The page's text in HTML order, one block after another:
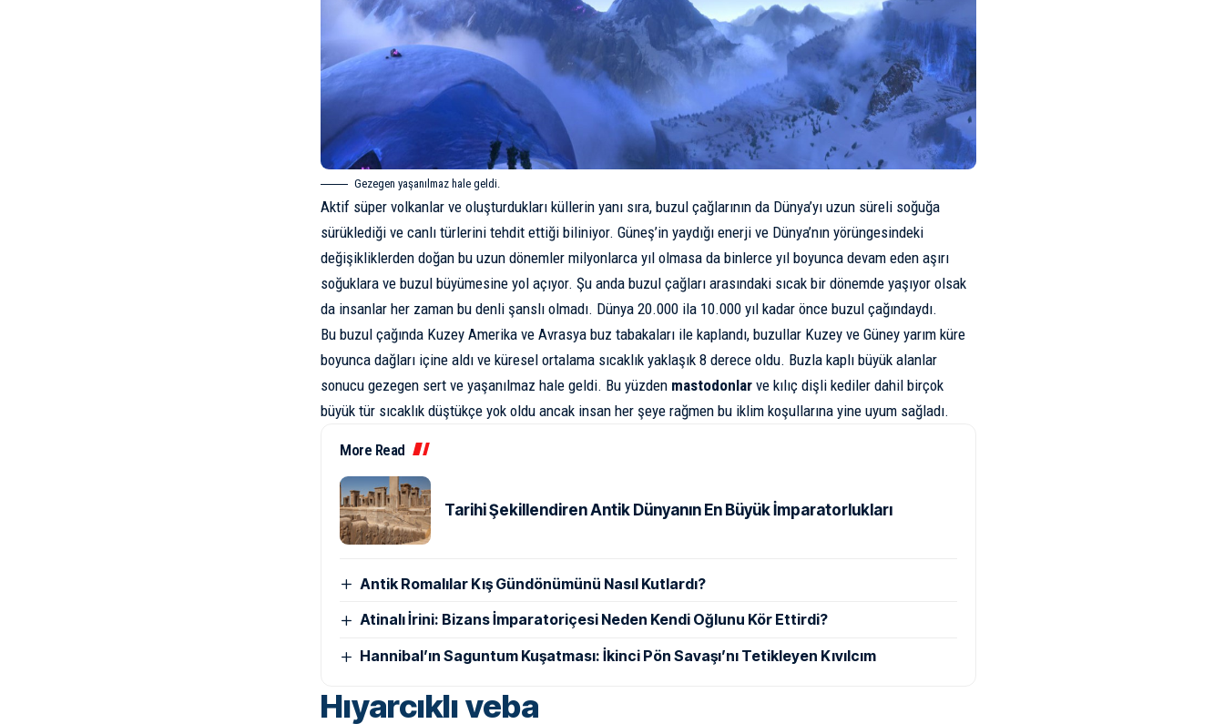
Gezegen yaşanılmaz hale geldi.
Aktif süper volkanlar ve oluşturdukları küllerin yanı sıra, buzul çağlarının da Dünya’yı uzun süreli soğuğa
sürüklediği ve canlı türlerini tehdit ettiği biliniyor. Güneş’in yaydığı enerji ve Dünya’nın yörüngesindeki
değişikliklerden doğan bu uzun dönemler milyonlarca yıl olmasa da binlerce yıl boyunca devam eden aşırı
soğuklara ve buzul büyümesine yol açıyor. Şu anda buzul çağları arasındaki sıcak bir dönemde yaşıyor olsak
da insanlar her zaman bu denli şanslı olmadı. Dünya 20.000 ila 10.000 yıl kadar önce buzul çağındaydı.
Bu buzul çağında Kuzey Amerika ve Avrasya buz tabakaları ile kaplandı, buzullar Kuzey ve Güney yarım küre
boyunca dağları içine aldı ve küresel ortalama sıcaklık yaklaşık 8 derece oldu. Buzla kaplı büyük alanlar
sonucu gezegen sert ve yaşanılmaz hale geldi. Bu yüzden mastodonlar ve kılıç dişli kediler dahil birçok
büyük tür sıcaklık düştükçe yok oldu ancak insan her şeye rağmen bu iklim koşullarına yine uyum sağladı.
More Read
Tarihi Şekillendiren Antik Dünyanın En Büyük İmparatorlukları
Antik Romalılar Kış Gündönümünü Nasıl Kutlardı?
Atinalı İrini: Bizans İmparatoriçesi Neden Kendi Oğlunu Kör Ettirdi?
Hannibal’ın Saguntum Kuşatması: İkinci Pön Savaşı’nı Tetikleyen Kıvılcım
Hıyarcıklı veba